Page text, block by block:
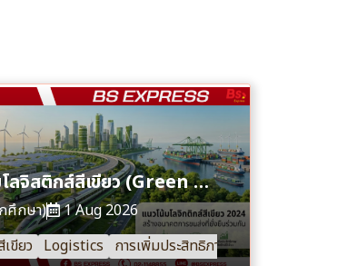
แนวโน้มโลจิสติกส์สีเขียว (Green Logistics) กับอนาคตของธุรกิจขนส่ง
ศึกษา)
1 Aug 2026
ขียว Logistics การเพิ่มประสิทธิภาพ